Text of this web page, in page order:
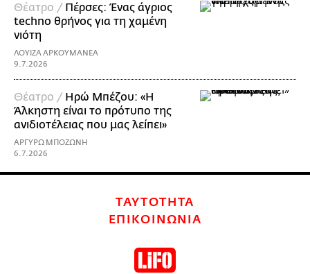
Θέατρο / Πέρσες: Ένας άγριος
techno θρήνος για τη χαμένη
νιότη
ΛΟΥΙΖΑ ΑΡΚΟΥΜΑΝΕΑ
9.7.2026
Θέατρο / Ηρώ Μπέζου: «H
Άλκηστη είναι το πρότυπο της
ανιδιοτέλειας που μας λείπει»
ΑΡΓΥΡΩ ΜΠΟΖΩΝΗ
6.7.2026
ΤΑΥΤΟΤΗΤΑ
ΕΠΙΚΟΙΝΩΝΙΑ